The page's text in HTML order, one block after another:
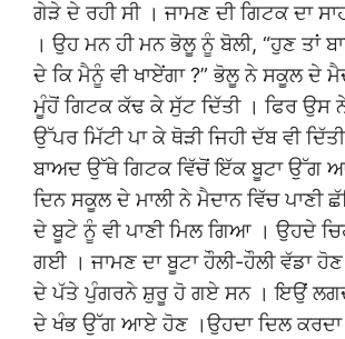
ਗੇੜੇ ਦੇ ਰਹੀ ਸੀ । ਜਾਮਣ ਦੀ ਗਿਟਕ ਦਾ
। ਉਹ ਮਨ ਹੀ ਮਨ ਭੋਲੂ ਨੂੰ ਬੋਲੀ, “ਹੁਣ ਤਾਂ
ਦੇ ਕਿ ਮੈਨੂੰ ਵੀ ਖਾਏਂਗਾ ?” ਭੋਲੂ ਨੇ ਸਕੂਲ ਦੇ
ਮੂੰਹੋਂ ਗਿਟਕ ਕੱਢ ਕੇ ਸੁੱਟ ਦਿੱਤੀ । ਫਿਰ ਉਸ
ਉੱਪਰ ਮਿੱਟੀ ਪਾ ਕੇ ਥੋੜੀ ਜਿਹੀ ਦੱਬ ਵੀ
ਬਾਅਦ ਉੱਥੇ ਗਿਟਕ ਵਿੱਚੋਂ ਇੱਕ ਬੂਟਾ
ਦਿਨ ਸਕੂਲ ਦੇ ਮਾਲੀ ਨੇ ਮੈਦਾਨ ਵਿੱਚ ਪਾਣੀ
ਦੇ ਬੂਟੇ ਨੂੰ ਵੀ ਪਾਣੀ ਮਿਲ ਗਿਆ । ਉਹਦੇ
ਗਈ । ਜਾਮਣ ਦਾ ਬੂਟਾ ਹੌਲੀ-ਹੌਲੀ ਵੱਡਾ
ਦੇ ਪੱਤੇ ਪੁੰਗਰਨੇ ਸ਼ੁਰੂ ਹੋ ਗਏ ਸਨ । ਇਉਂ
ਦੇ ਖੰਭ ਉੱਗ ਆਏ ਹੋਣ ।ਉਹਦਾ ਦਿਲ ਕਰਦਾ